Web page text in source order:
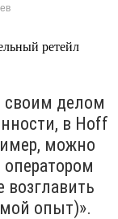
своим делом
в Hoff
можно
возглавить
опыт)».